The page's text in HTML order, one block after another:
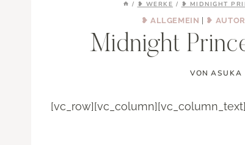
/ ❥ WERKE / ❥ MIDNIGHT
❥ ALLGEMEIN ❥
Midnight
VON ASUKA
[vc_row][vc_column][vc_column_text]